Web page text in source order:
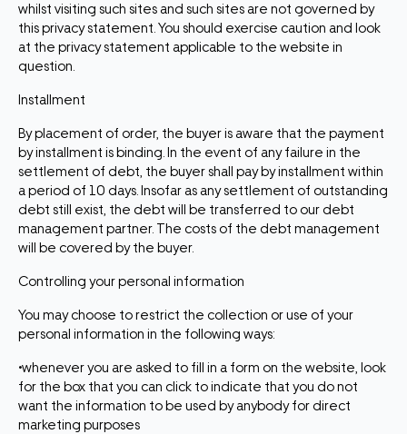
whilst visiting such sites and such sites are not governed by
this privacy statement. You should exercise caution and look
at the privacy statement applicable to the website in
question.
Installment
By placement of order, the buyer is aware that the payment
by installment is binding. In the event of any failure in the
settlement of debt, the buyer shall pay by installment within
a period of 10 days. Insofar as any settlement of outstanding
debt still exist, the debt will be transferred to our debt
management partner. The costs of the debt management
will be covered by the buyer.
Controlling your personal information
You may choose to restrict the collection or use of your
personal information in the following ways:
•whenever you are asked to fill in a form on the website, look
for the box that you can click to indicate that you do not
want the information to be used by anybody for direct
marketing purposes